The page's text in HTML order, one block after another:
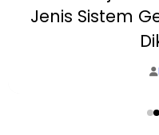
Jenis Sistem